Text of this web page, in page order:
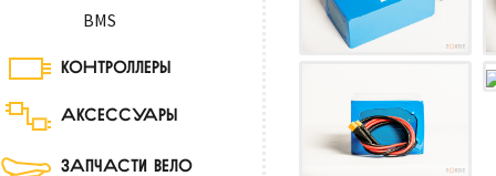
BMS
КОНТРОЛЛЕРЫ
АКСЕССУАРЫ
ЗАПЧАСТИ ВЕЛО